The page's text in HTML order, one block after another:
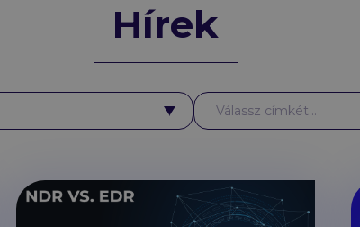
Hírek
Címkék
Válassz címkét...